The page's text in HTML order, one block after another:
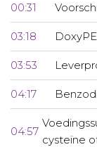
00:31
03:18
03:53
04:17
04:57
cysteïne